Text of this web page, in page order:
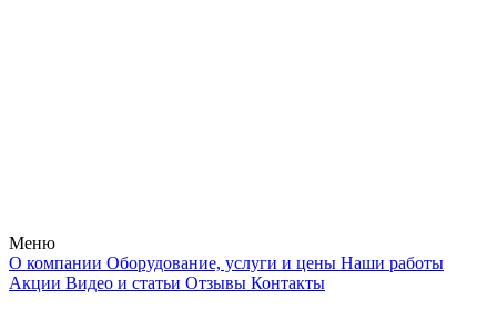
Меню
О компании Оборудование, услуги и цены Наши работы
Акции Видео и статьи Отзывы Контакты